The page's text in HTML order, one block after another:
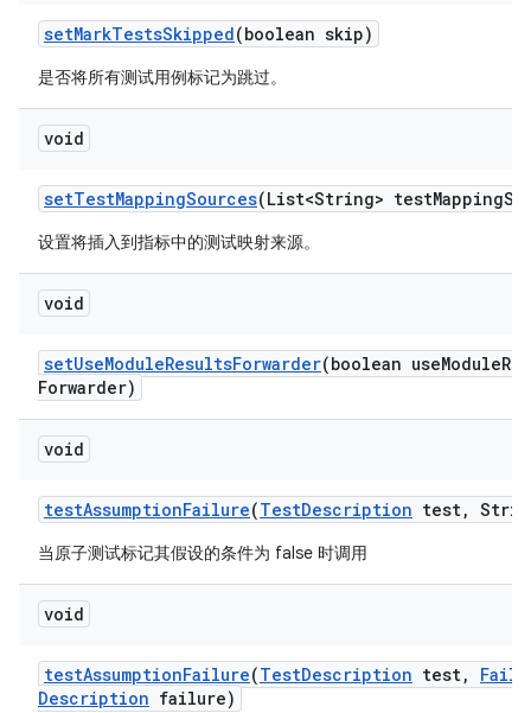
setMarkTestsSkipped(boolean skip)
是否将所有测试用例标记为跳过。
void
setTestMappingSources(List<String> testMapping
设置将插入到指标中的测试映射来源。
void
setUseModuleResultsForwarder(boolean useModule
Forwarder)
void
testAssumptionFailure(TestDescription test,
当原子测试标记其假设的条件为 false 时调用
void
testAssumptionFailure(TestDescription test,
Description failure)